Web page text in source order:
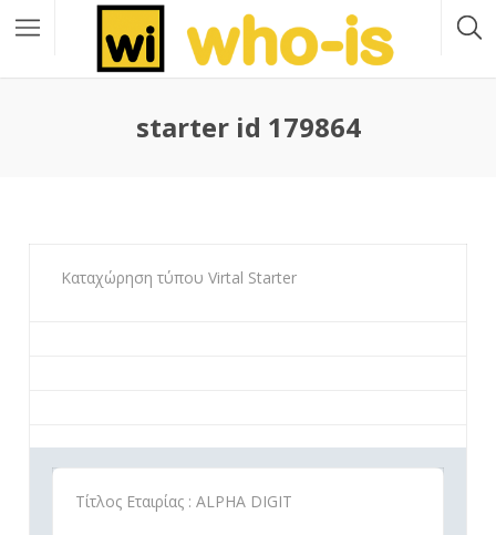
starter id 179864
Καταχώρηση τύπου Virtal Starter
Τίτλος Εταιρίας : ALPHA DIGIT